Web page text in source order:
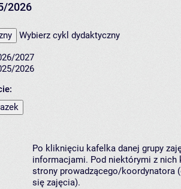
2026
Wybierz cykl dydaktyczny
2027
2026
Po kliknięciu kafelka danej grupy
informacjami. Pod niektórymi z nich
strony prowadzącego/koordynatora
się zajęcia).